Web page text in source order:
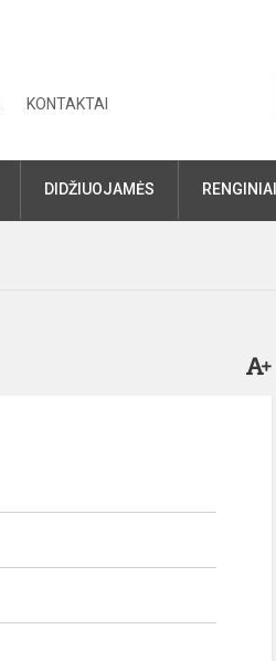
KONTAKTAI
DIDŽIUOJAMĖS RENGINIAI